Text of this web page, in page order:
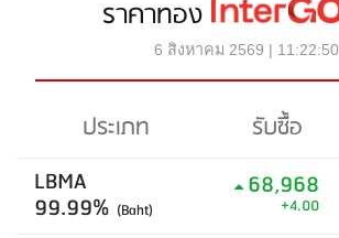
ราคาทอง
6 สิงหาคม 2569 | 11:22:50
ประเภท รับซื้อ
LBMA
99.99% (Baht)
68,968
+4.00